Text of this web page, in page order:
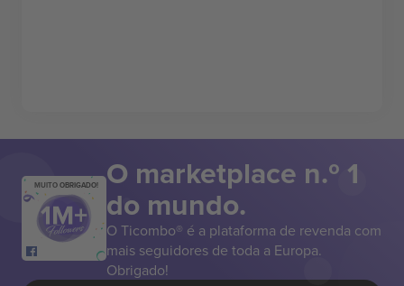
MUITO OBRIGADO! O marketplace n.º 1
do mundo.
O Ticombo® é a plataforma de revenda com
mais seguidores de toda a Europa.
Obrigado!